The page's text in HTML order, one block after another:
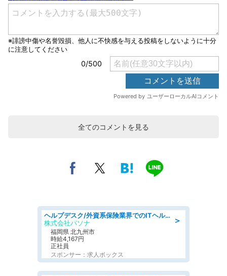
全てのコメントを見る
＞
ヘルプデスク/外資系保険業界でのITヘルプデスク業務/駅近/即日勤務可/ヘルプデスク
株式会社パソナ
福岡県 北九州市
時給4,167円
正社員
スポンサー：求人ボックス